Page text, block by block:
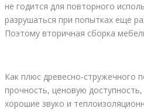
не годится для повторного
разрушаться при попытках еще
Поэтому вторичная сборка
Как плюс древесно-стружечного
прочность, ценовую
хорошие звуко и